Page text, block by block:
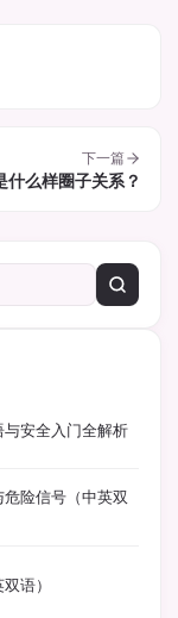
下一篇
什么样圈子关系？
安全入门全解析
险信号（中英双
语）